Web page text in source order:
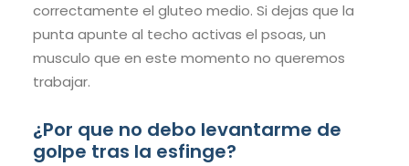
correctamente el gluteo medio. Si dejas que la
punta apunte al techo activas el psoas, un
musculo que en este momento no queremos
trabajar.
¿Por que no debo levantarme de
golpe tras la esfinge?